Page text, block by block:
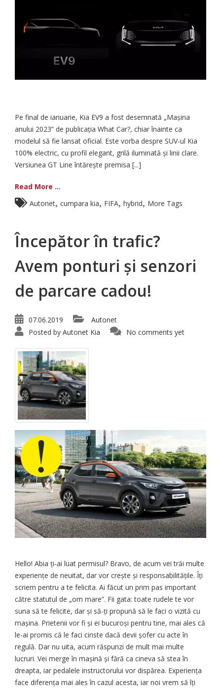
Pe final de ianuarie, Kia EV9 a fost desemnată „Mașina
anului 2023” de publicația What Car?, chiar înainte ca
modelul să fie lansat oficial. Este vorba despre SUV-ul Kia
100% electric, cu profil elegant, grilă iluminată și linii clare.
Versiunea GT Line întărește premisa [...]
Read More ...
Autonet cumpara kia FIFA hybrid More Tags
Începător în trafic?
Avem ponturi și senzori
de parcare cadou!
07.06.2019
Autonet
Posted by Autonet Kia No comments yet
Hello! Abia ți-ai luat permisul? Bravo, de acum vei trăi multe
experiențe de neuitat, dar vor crește și responsabilitățile. Îți
scriem pentru a te felicita. Ai făcut un prim pas important
către statutul de „om mare”. Fii gata: toate rudele te vor
suna să te felicite, dar și să-ți propună să le faci o vizită cu
mașina. Prietenii vor fi și ei bucuroși pentru tine, mai ales că
le-ai promis că le faci cinste dacă devii șofer cu acte în
regulă. Dar nu uita, acum răspunzi de mult mai multe
lucruri. Vei merge în mașină și fără ca cineva să stea în
dreapta, iar pedalele instructorului vor dispărea. Experiența
face diferența mai ales în cazul acesta, iar noi vrem să îți